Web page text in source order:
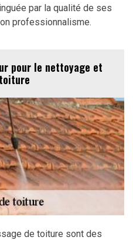
par la qualité de ses
professionnalisme.
pour le nettoyage et
de toiture sont des